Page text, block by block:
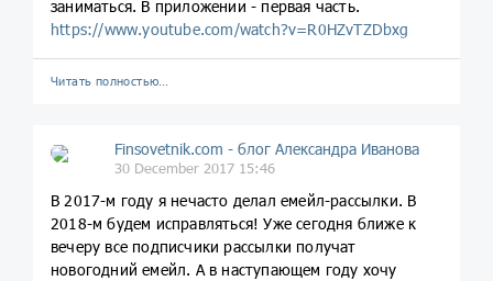
заниматься. В приложении - первая часть.
https://www.youtube.com/watch?v=R0HZvTZDbxg
Читать полностью…
Finsovetnik.com - блог Александра Иванова
30 December 2017 15:46
В 2017-м году я нечасто делал емейл-рассылки. В
2018-м будем исправляться! Уже сегодня ближе к
вечеру все подписчики рассылки получат
новогодний емейл. А в наступающем году хочу